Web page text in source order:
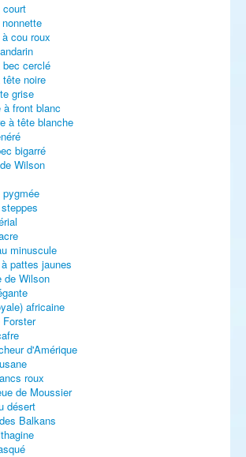
court
cou roux
bec cerclé
tête noire
grise
à front blanc
à tête blanche
bigarré
Wilson
pygmée
minuscule
pattes jaunes
de Wilson
africaine
Forster
d'Amérique
roux
de Moussier
désert
Balkans